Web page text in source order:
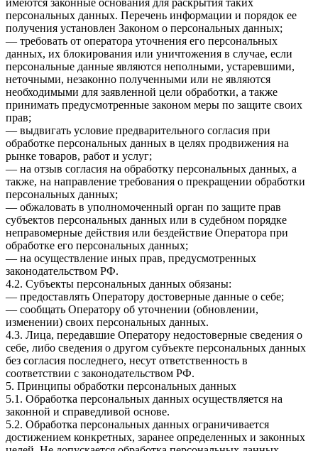
имеются законные основания для раскрытия таких
персональных данных. Перечень информации и порядок ее
получения установлен Законом о персональных данных;
— требовать от оператора уточнения его персональных
данных, их блокирования или уничтожения в случае, если
персональные данные являются неполными, устаревшими,
неточными, незаконно полученными или не являются
необходимыми для заявленной цели обработки, а также
принимать предусмотренные законом меры по защите своих
прав;
— выдвигать условие предварительного согласия при
обработке персональных данных в целях продвижения на
рынке товаров, работ и услуг;
— на отзыв согласия на обработку персональных данных, а
также, на направление требования о прекращении обработки
персональных данных;
— обжаловать в уполномоченный орган по защите прав
субъектов персональных данных или в судебном порядке
неправомерные действия или бездействие Оператора при
обработке его персональных данных;
— на осуществление иных прав, предусмотренных
законодательством РФ.
4.2. Субъекты персональных данных обязаны:
— предоставлять Оператору достоверные данные о себе;
— сообщать Оператору об уточнении (обновлении,
изменении) своих персональных данных.
4.3. Лица, передавшие Оператору недостоверные сведения о
себе, либо сведения о другом субъекте персональных данных
без согласия последнего, несут ответственность в
соответствии с законодательством РФ.
5. Принципы обработки персональных данных
5.1. Обработка персональных данных осуществляется на
законной и справедливой основе.
5.2. Обработка персональных данных ограничивается
достижением конкретных, заранее определенных и законных